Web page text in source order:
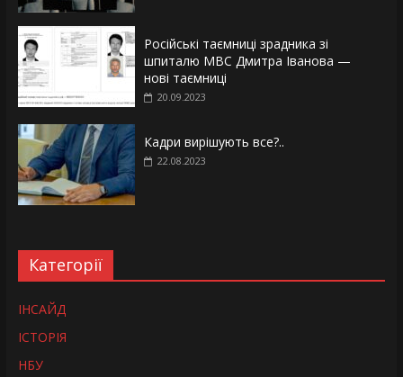
Російські таємниці зрадника зі
шпиталю МВС Дмитра Іванова —
нові таємниці
20.09.2023
Кадри вирішують все?..
22.08.2023
Категорії
ІНСАЙД
ІСТОРІЯ
НБУ